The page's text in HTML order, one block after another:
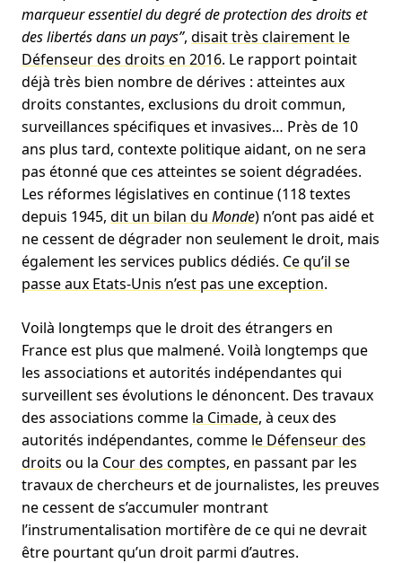
marqueur essentiel du degré de protection des droits et
des libertés dans un pays”, disait très clairement le
Défenseur des droits en 2016. Le rapport pointait
déjà très bien nombre de dérives : atteintes aux
droits constantes, exclusions du droit commun,
surveillances spécifiques et invasives… Près de 10
ans plus tard, contexte politique aidant, on ne sera
pas étonné que ces atteintes se soient dégradées.
Les réformes législatives en continue (118 textes
depuis 1945, dit un bilan du Monde) n’ont pas aidé et
ne cessent de dégrader non seulement le droit, mais
également les services publics dédiés. Ce qu’il se
passe aux Etats-Unis n’est pas une exception.
Voilà longtemps que le droit des étrangers en
France est plus que malmené. Voilà longtemps que
les associations et autorités indépendantes qui
surveillent ses évolutions le dénoncent. Des travaux
des associations comme la Cimade, à ceux des
autorités indépendantes, comme le Défenseur des
droits ou la Cour des comptes, en passant par les
travaux de chercheurs et de journalistes, les preuves
ne cessent de s’accumuler montrant
l’instrumentalisation mortifère de ce qui ne devrait
être pourtant qu’un droit parmi d’autres.